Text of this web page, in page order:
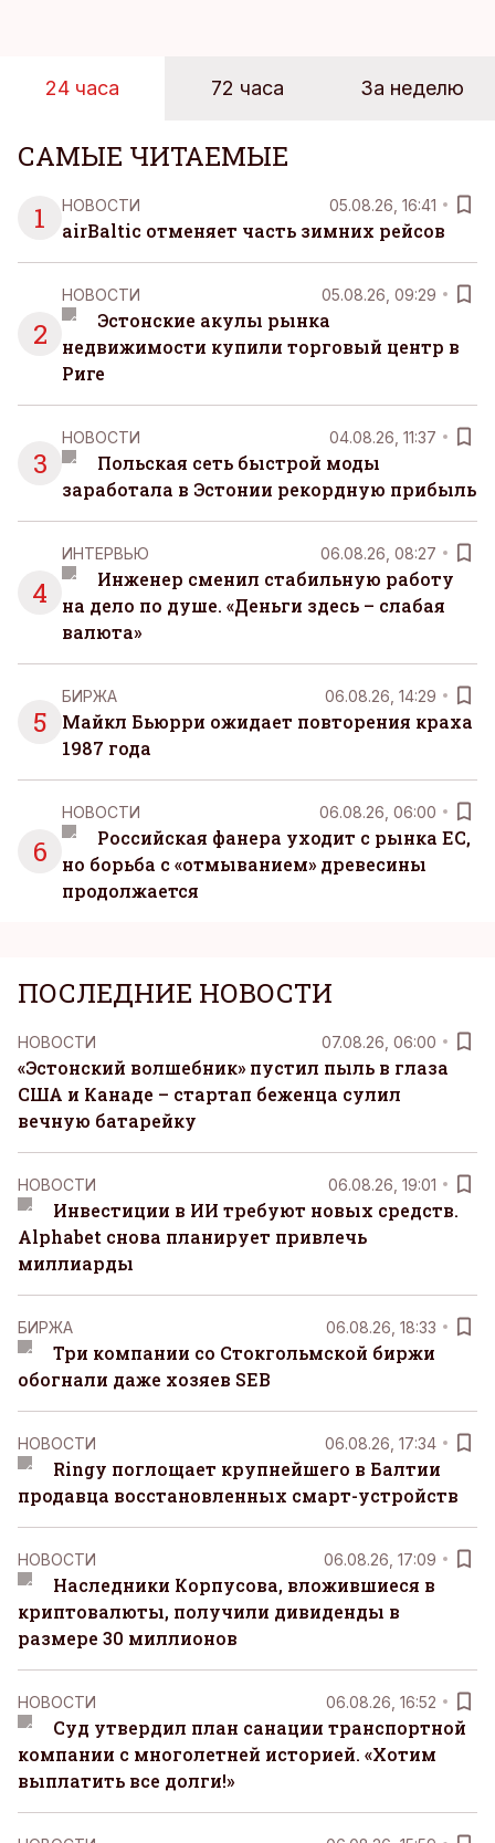
24 часа 72 часа За неделю
САМЫЕ ЧИТАЕМЫЕ
1
НОВОСТИ 05.08.26, 16:41
airBaltic отменяет часть зимних рейсов
2
НОВОСТИ 05.08.26, 09:29
Эстонские акулы рынка
недвижимости купили торговый центр в
Риге
3
НОВОСТИ 04.08.26, 11:37
Польская сеть быстрой моды
заработала в Эстонии рекордную прибыль
4
ИНТЕРВЬЮ 06.08.26, 08:27
Инженер сменил стабильную работу
на дело по душе. «Деньги здесь – слабая
валюта»
5
БИРЖА 06.08.26, 14:29
Майкл Бьюрри ожидает повторения краха
1987 года
6
НОВОСТИ 06.08.26, 06:00
Российская фанера уходит с рынка ЕС,
но борьба с «отмыванием» древесины
продолжается
ПОСЛЕДНИЕ НОВОСТИ
НОВОСТИ 07.08.26, 06:00
«Эстонский волшебник» пустил пыль в глаза
США и Канаде – стартап беженца сулил
вечную батарейку
НОВОСТИ 06.08.26, 19:01
Инвестиции в ИИ требуют новых средств.
Alphabet снова планирует привлечь
миллиарды
БИРЖА 06.08.26, 18:33
Три компании со Стокгольмской биржи
обогнали даже хозяев SEB
НОВОСТИ 06.08.26, 17:34
Ringy поглощает крупнейшего в Балтии
продавца восстановленных смарт-устройств
НОВОСТИ 06.08.26, 17:09
Наследники Корпусова, вложившиеся в
криптовалюты, получили дивиденды в
размере 30 миллионов
НОВОСТИ 06.08.26, 16:52
Суд утвердил план санации транспортной
компании с многолетней историей. «Хотим
выплатить все долги!»